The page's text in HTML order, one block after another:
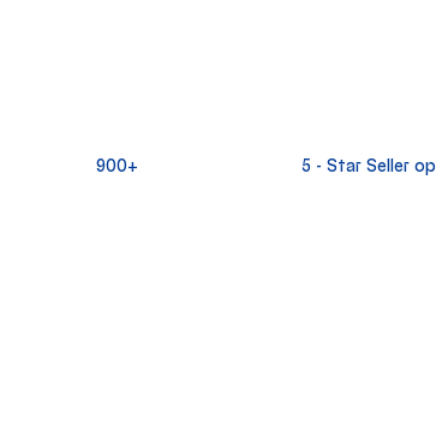
900+ 5 - Star Seller op